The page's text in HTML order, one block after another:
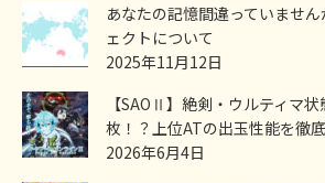
あなたの記憶間違っていませ
ェクトについて
2025年11月12日
【SAOⅡ】絶剣・ウルティマ
枚！？上位ATの出玉性能を徹
2026年6月4日